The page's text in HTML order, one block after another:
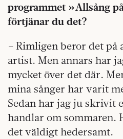
programmet »Allsång
förtjänar du det?
– Rimligen beror det på
artist. Men annars har
mycket över det där.
mina sånger har varit
Sedan har jag ju skrivit
handlar om sommaren.
det väldigt hedersamt.